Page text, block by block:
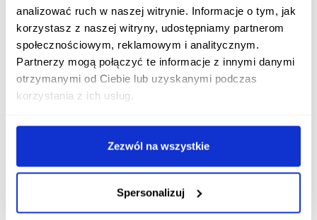
analizować ruch w naszej witrynie. Informacje o tym, jak
korzystasz z naszej witryny, udostępniamy partnerom
społecznościowym, reklamowym i analitycznym.
Partnerzy mogą połączyć te informacje z innymi danymi
otrzymanymi od Ciebie lub uzyskanymi podczas
korzystania z ich usług.
Zezwól na wszystkie
Spersonalizuj
Najczęstsze działania niepożądane po
Escapelle
Najczęstszymi skutkami ubocznymi związanymi z
przyjęciem leku Escapelle sąbóle głowy, nudności,
uczucie zmęczenia oraz bóle podbrzusza.
Zaburzenia rytmu miesiączkowego są typowym skutkiem
ubocznym antykoncepcji awaryjnej. Najczęściej kobiety
niezwiązanego z miesiączką.Rzadziej obserwujemy
opóźnienie terminu miesiączki i nieregularne krwawienie
miesiączkowe.